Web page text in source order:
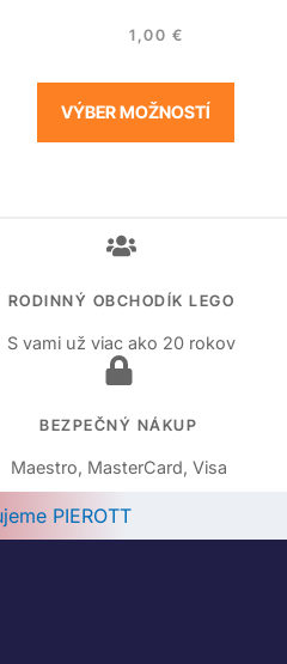
1,00 €
VÝBER MOŽNOSTÍ
RODINNÝ OBCHODÍK LEGO
S vami už viac ako 20 rokov
BEZPEČNÝ NÁKUP
Maestro, MasterCard, Visa